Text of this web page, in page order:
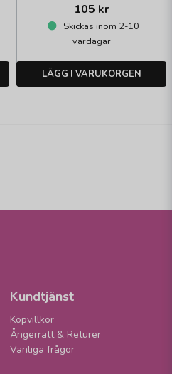
105 kr
Skickas inom 2-10
vardagar
LÄGG I VARUKORGEN
Kundtjänst
Köpvillkor
Ångerrätt & Returer
Vanliga frågor